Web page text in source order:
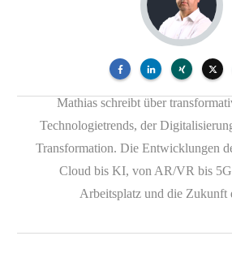
Mathias schreibt über
Technologietrends, der
Transformation. Die Entwicklungen
Cloud bis KI, von AR/VR bis
Arbeitsplatz und die Zukunft